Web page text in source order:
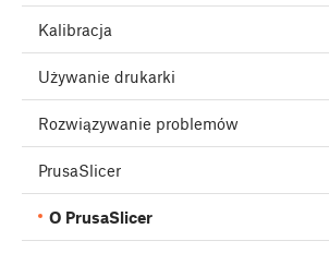
Kalibracja
Używanie drukarki
Rozwiązywanie problemów
PrusaSlicer
O PrusaSlicer